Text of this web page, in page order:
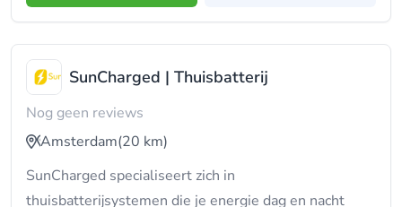
SunCharged | Thuisbatterij
Nog geen reviews
Amsterdam(20 km)
SunCharged specialiseert zich in
thuisbatterijsystemen die je energie dag en nacht